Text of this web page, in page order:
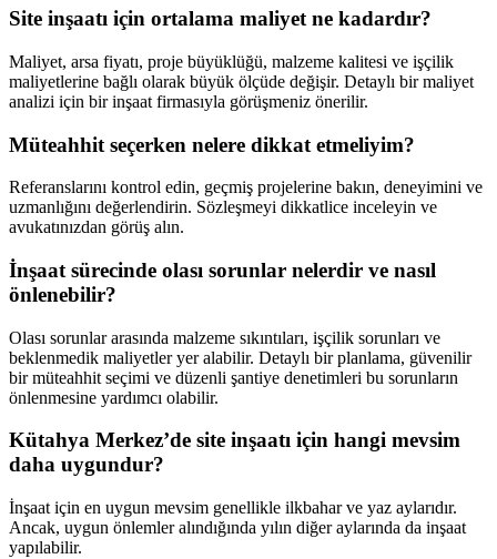
Site inşaatı için ortalama maliyet ne kadardır?
Maliyet, arsa fiyatı, proje büyüklüğü, malzeme kalitesi ve işçilik
maliyetlerine bağlı olarak büyük ölçüde değişir. Detaylı bir maliyet
analizi için bir inşaat firmasıyla görüşmeniz önerilir.
Müteahhit seçerken nelere dikkat etmeliyim?
Referanslarını kontrol edin, geçmiş projelerine bakın, deneyimini ve
uzmanlığını değerlendirin. Sözleşmeyi dikkatlice inceleyin ve
avukatınızdan görüş alın.
İnşaat sürecinde olası sorunlar nelerdir ve nasıl
önlenebilir?
Olası sorunlar arasında malzeme sıkıntıları, işçilik sorunları ve
beklenmedik maliyetler yer alabilir. Detaylı bir planlama, güvenilir
bir müteahhit seçimi ve düzenli şantiye denetimleri bu sorunların
önlenmesine yardımcı olabilir.
Kütahya Merkez’de site inşaatı için hangi mevsim
daha uygundur?
İnşaat için en uygun mevsim genellikle ilkbahar ve yaz aylarıdır.
Ancak, uygun önlemler alındığında yılın diğer aylarında da inşaat
yapılabilir.